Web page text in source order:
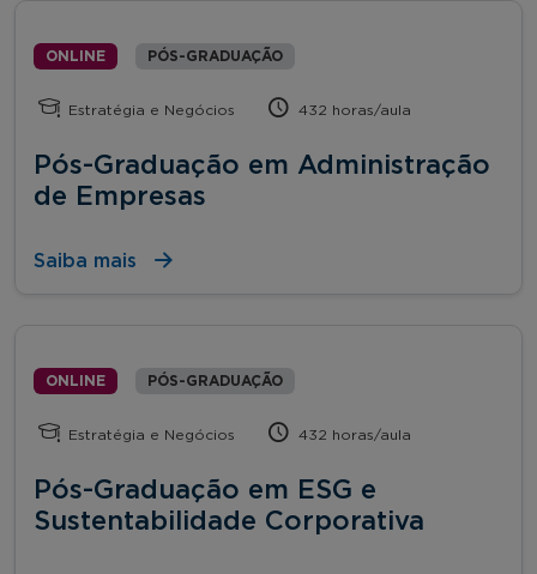
ONLINE PÓS-GRADUAÇÃO
Estratégia e Negócios 432 horas/aula
Pós-Graduação em Administração
de Empresas
Saiba mais
ONLINE PÓS-GRADUAÇÃO
Estratégia e Negócios 432 horas/aula
Pós-Graduação em ESG e
Sustentabilidade Corporativa